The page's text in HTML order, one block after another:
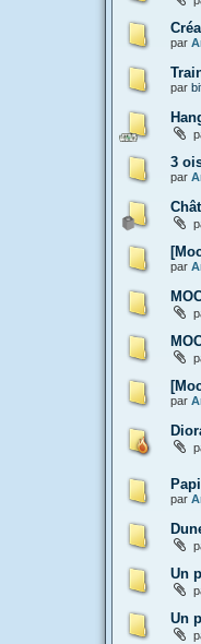
par
par
3
par
par
par
par
Un
Un